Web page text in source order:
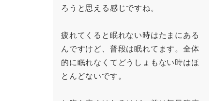
ろうと思える感じですね。
疲れてくると眠れない時はたまにある
んですけど、普段は眠れてます。全体
的に眠れなくてどうしょもない時はほ
とんどないです。